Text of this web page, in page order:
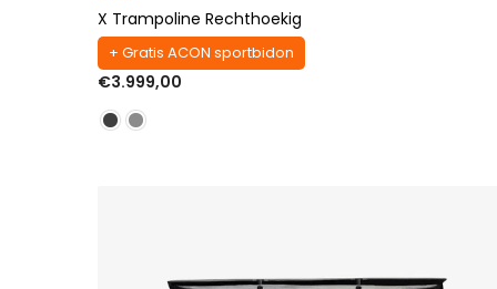
X Trampoline Rechthoekig
+ Gratis ACON sportbidon
Standaard
€3.999,00